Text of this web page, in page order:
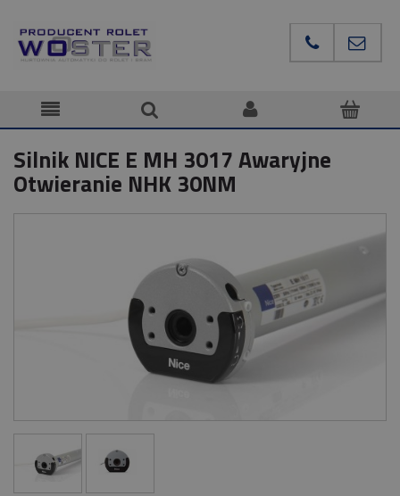
Silnik NICE E MH 3017 Awaryjne
Otwieranie NHK 30NM